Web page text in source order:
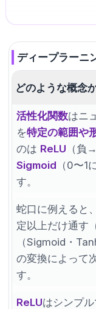
ディープラーニ
どのような概念
活性化関数はニ
を特定の範囲や
のは ReLU （負
Sigmoid （0〜1
す。
蛇口に例えると
定以上だけ通す
（Sigmoid・
の変換によって
す。
ReLUはシンプ